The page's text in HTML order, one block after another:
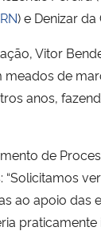
) e Denizar
Vitor
meados de
anos,
de
“Solicitamos
ao apoio das